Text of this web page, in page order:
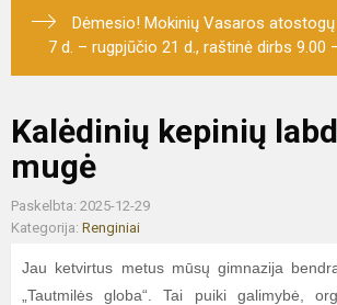
Dėmesio! Mokinių Vasaros
7 d. – rugpjūčio 21 d., raštinė dirbs 9.00
Kalėdinių kepinių
mugė
Paskelbta: 2025-12-29
Kategorija: Renginiai
Jau ketvirtus metus mūsų gimnazija
„Tautmilės globa“. Tai puiki galimybė,